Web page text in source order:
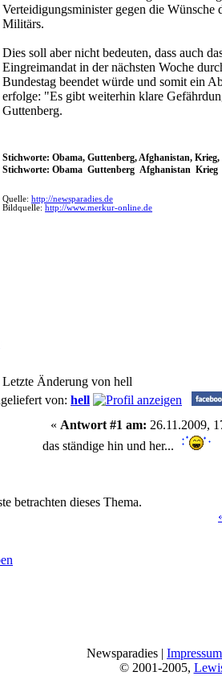
Verteidigungsminister gegen die Wünsche
Militärs.
Dies soll aber nicht bedeuten, dass auch
Eingreimandat in der nächsten Woche
Bundestag beendet würde und somit ein
erfolge: "Es gibt weiterhin klare
Guttenberg.
Stichworte: Obama, Guttenberg, Afghanistan,
Stichworte: Obama Guttenberg Afghanistan Krieg
Quelle: http://newsparadies.de
Bildquelle: http://www.merkur-online.de
Letzte Änderung von hell
von: hell
« Antwort #1 am: 26.11.2009,
das ständige hin und her...
betrachten dieses Thema.
Newsparadies | Impressum
© 2001-2005,